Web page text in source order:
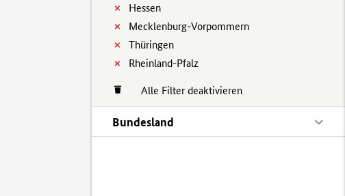
Hessen
Mecklenburg-Vorpommern
Thüringen
Rheinland-Pfalz
Alle Filter deaktivieren
Bundesland